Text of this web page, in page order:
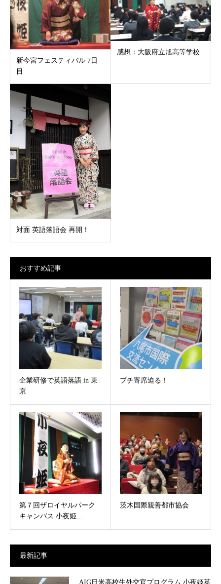
新今宮フェスティバル 7日
目
感想：大阪府立旭高等学校
対面 英語落語会 再開！
おすすめ記事
企業研修で英語落語 in 東
京
プチ寄席迫る！
第７回ザロイヤルパーク
キャンバス 小夜姫...
茨木国際親善都市協会
最新記事
AIG日米高校生外交官プログラム 小夜姫英